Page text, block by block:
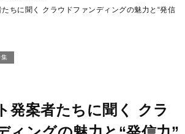
ちに聞く クラウドファンディングの魅力と“発信
集
発案者たちに聞く クラ